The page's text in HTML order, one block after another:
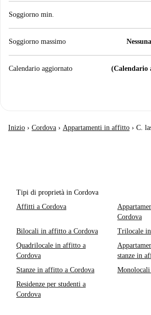
Soggiorno min.
Soggiorno massimo
Calendario aggiornato (Calendario
Inizio › Cordova › Appartamenti in affitto › C.
Tipi di proprietà in Cordova
Affitti a Cordova
Cordova
Bilocali in affitto a Cordova
Trilocale
Quadrilocale in affitto a
Cordova
stanze in
Stanze in affitto a Cordova
Residenze per studenti a
Cordova